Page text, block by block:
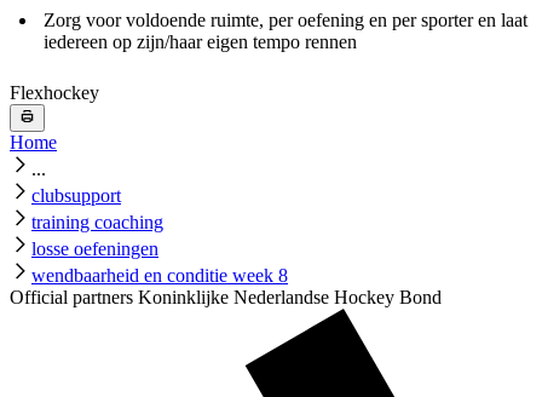
Zorg voor voldoende ruimte, per oefening en per sporter en laat
iedereen op zijn/haar eigen tempo rennen
Flexhockey
Home
...
clubsupport
training coaching
losse oefeningen
wendbaarheid en conditie week 8
Official partners Koninklijke Nederlandse Hockey Bond